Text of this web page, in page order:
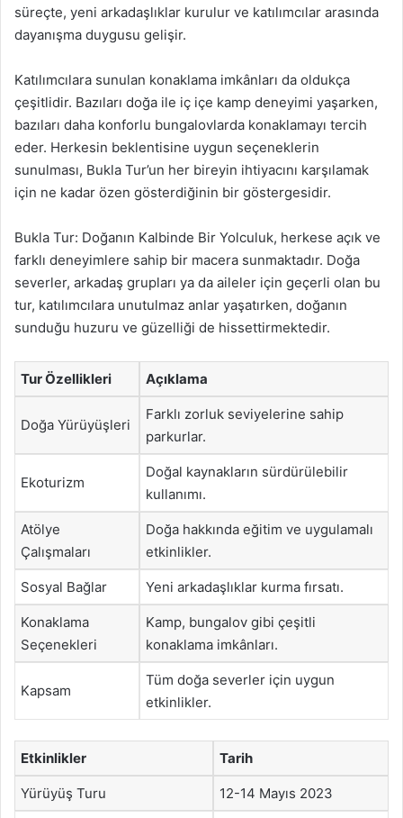
süreçte, yeni arkadaşlıklar kurulur ve katılımcılar arasında
dayanışma duygusu gelişir.
Katılımcılara sunulan konaklama imkânları da oldukça
çeşitlidir. Bazıları doğa ile iç içe kamp deneyimi yaşarken,
bazıları daha konforlu bungalovlarda konaklamayı tercih
eder. Herkesin beklentisine uygun seçeneklerin
sunulması, Bukla Tur’un her bireyin ihtiyacını karşılamak
için ne kadar özen gösterdiğinin bir göstergesidir.
Bukla Tur: Doğanın Kalbinde Bir Yolculuk, herkese açık ve
farklı deneyimlere sahip bir macera sunmaktadır. Doğa
severler, arkadaş grupları ya da aileler için geçerli olan bu
tur, katılımcılara unutulmaz anlar yaşatırken, doğanın
sunduğu huzuru ve güzelliği de hissettirmektedir.
Tur Özellikleri Açıklama
Doğa Yürüyüşleri
Farklı zorluk seviyelerine sahip
parkurlar.
Ekoturizm
Doğal kaynakların sürdürülebilir
kullanımı.
Atölye
Çalışmaları
Doğa hakkında eğitim ve uygulamalı
etkinlikler.
Sosyal Bağlar Yeni arkadaşlıklar kurma fırsatı.
Konaklama
Seçenekleri
Kamp, bungalov gibi çeşitli
konaklama imkânları.
Kapsam
Tüm doğa severler için uygun
etkinlikler.
Etkinlikler Tarih
Yürüyüş Turu 12-14 Mayıs 2023